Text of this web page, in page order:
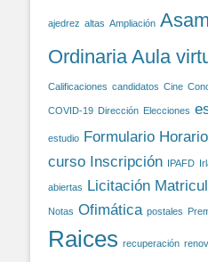
ajedrez altas Ampliación
Ordinaria Aula
Calificaciones candidatos Cine
COVID-19 Dirección Elecciones
estudio Formulario
curso Inscripción IPAFD
abiertas Licitación
Notas Ofimática postales
Raices recuperación